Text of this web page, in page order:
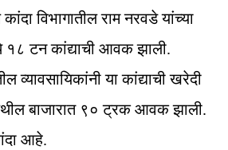
कांदा विभागातील राम नरवडे यांच्या
टन कांद्याची आवक झाली.
व्यावसायिकांनी या कांद्याची खरेदी
बाजारात ९० ट्रक आवक झाली.
आहे.